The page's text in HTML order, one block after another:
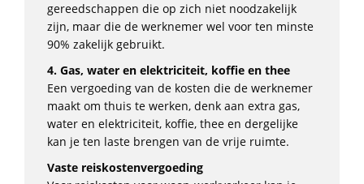
gereedschappen die op zich niet noodzakelijk
zijn, maar die de werknemer wel voor ten minste
90% zakelijk gebruikt.
4. Gas, water en elektriciteit, koffie en thee
Een vergoeding van de kosten die de werknemer
maakt om thuis te werken, denk aan extra gas,
water en elektriciteit, koffie, thee en dergelijke
kan je ten laste brengen van de vrije ruimte.
Vaste reiskostenvergoeding